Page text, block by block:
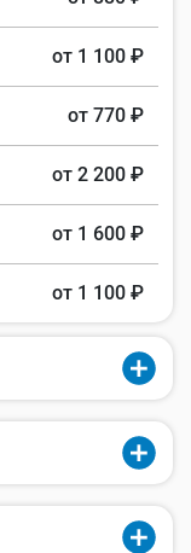
от 1 100 ₽
от 770 ₽
от 2 200 ₽
от 1 600 ₽
от 1 100 ₽